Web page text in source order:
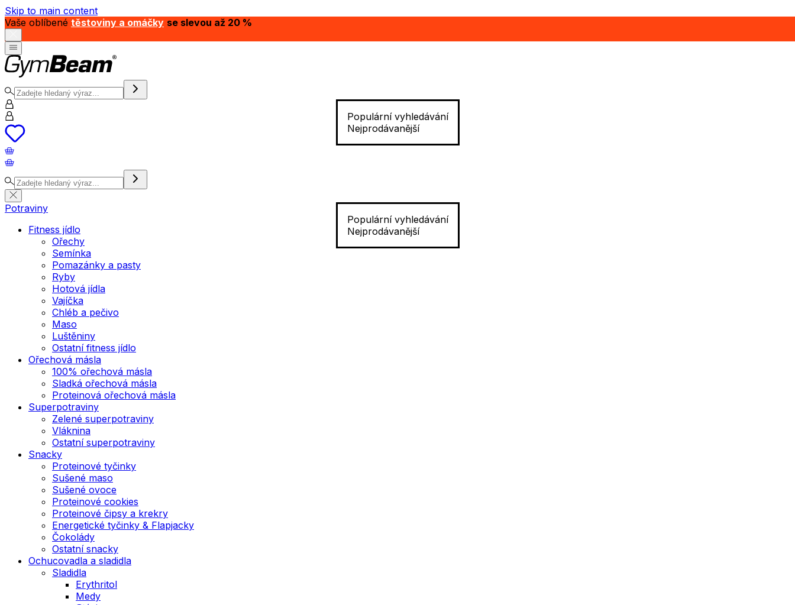
Skip to main content
Vaše oblíbené těstoviny a omáčky se slevou až 20 %
Populární vyhledávání
Nejprodávanější
Populární vyhledávání
Nejprodávanější
Potraviny
Fitness jídlo
Ořechy
Semínka
Pomazánky a pasty
Ryby
Hotová jídla
Vajíčka
Chléb a pečivo
Maso
Luštěniny
Ostatní fitness jídlo
Ořechová másla
100% ořechová másla
Sladká ořechová másla
Proteinová ořechová másla
Superpotraviny
Zelené superpotraviny
Vláknina
Ostatní superpotraviny
Snacky
Proteinové tyčinky
Sušené maso
Sušené ovoce
Proteinové cookies
Proteinové čipsy a krekry
Energetické tyčinky & Flapjacky
Čokolády
Ostatní snacky
Ochucovadla a sladidla
Sladidla
Erythritol
Medy